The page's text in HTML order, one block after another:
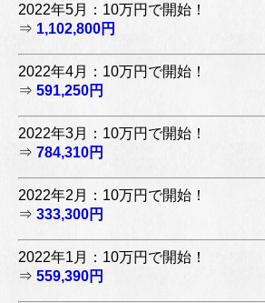
2022年5月：10万円で開始！
⇒ 1,102,800円
2022年4月：10万円で開始！
⇒ 591,250円
2022年3月：10万円で開始！
⇒ 784,310円
2022年2月：10万円で開始！
⇒ 333,300円
2022年1月：10万円で開始！
⇒ 559,390円